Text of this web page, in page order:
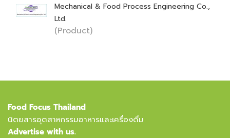
Mechanical & Food Process Engineering Co.,
Ltd.
(Product)
Food Focus Thailand
นิตยสารอุตสาหกรรมอาหารและเครื่องดื่ม
Advertise with us.